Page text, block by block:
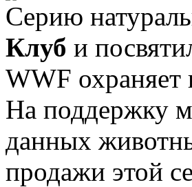
Серию
Клуб и
WWF охраняет
На поддержку
данных
продажи этой